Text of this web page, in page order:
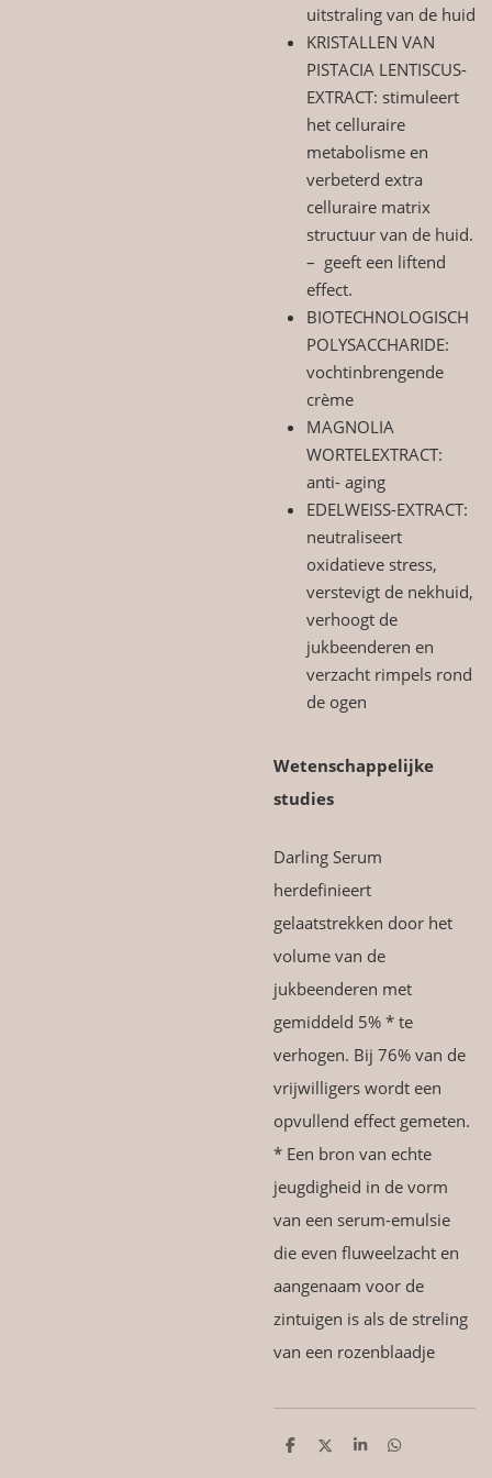
uitstraling van de huid
KRISTALLEN VAN
PISTACIA LENTISCUS-
EXTRACT: stimuleert
het celluraire
metabolisme en
verbeterd extra
celluraire matrix
structuur van de huid.
– geeft een liftend
effect.
BIOTECHNOLOGISCH
POLYSACCHARIDE:
vochtinbrengende
crème
MAGNOLIA
WORTELEXTRACT:
anti- aging
EDELWEISS-EXTRACT:
neutraliseert
oxidatieve stress,
verstevigt de nekhuid,
verhoogt de
jukbeenderen en
verzacht rimpels rond
de ogen
Wetenschappelijke
studies
Darling Serum
herdefinieert
gelaatstrekken door het
volume van de
jukbeenderen met
gemiddeld 5% * te
verhogen. Bij 76% van de
vrijwilligers wordt een
opvullend effect gemeten.
* Een bron van echte
jeugdigheid in de vorm
van een serum-emulsie
die even fluweelzacht en
aangenaam voor de
zintuigen is als de streling
van een rozenblaadje
D
D
S
D